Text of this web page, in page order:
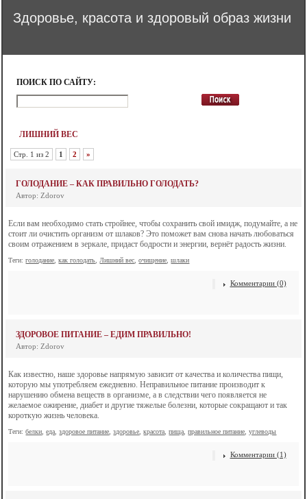
Здоровье, красота и здоровый образ жизни
ПОИСК ПО САЙТУ:
ЛИШНИЙ ВЕС
Стр. 1 из 2 1 2 »
ГОЛОДАНИЕ – КАК ПРАВИЛЬНО ГОЛОДАТЬ?
Автор: Zdorov
Если вам необходимо стать стройнее, чтобы сохранить свой имидж, подумайте, а не
стоит ли очистить организм от шлаков? Это поможет вам снова начать любоваться
своим отражением в зеркале, придаст бодрости и энергии, вернёт радость жизни.
Теги:голодание ,как голодать Лишний вес ,очищение ,шлаки
Комментарии (0)
ЗДОРОВОЕ ПИТАНИЕ – ЕДИМ ПРАВИЛЬНО!
Автор: Zdorov
Как известно, наше здоровье напрямую зависит от качества и количества пищи,
которую мы употребляем ежедневно. Неправильное питание производит к
нарушению обмена веществ в организме, а в следствии чего появляется не
желаемое ожирение, диабет и другие тяжелые болезни, которые сокращают и так
короткую жизнь человека.
Теги:белки ,еда ,здоровое питание ,здоровье ,красота ,пища ,правильное питание ,углеводы
Комментарии (1)